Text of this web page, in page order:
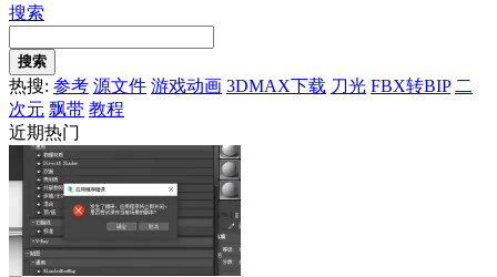
搜索
搜索
热搜: 参考 源文件 游戏动画 3DMAX下载 刀光 FBX转BIP 二
次元 飘带 教程
近期热门